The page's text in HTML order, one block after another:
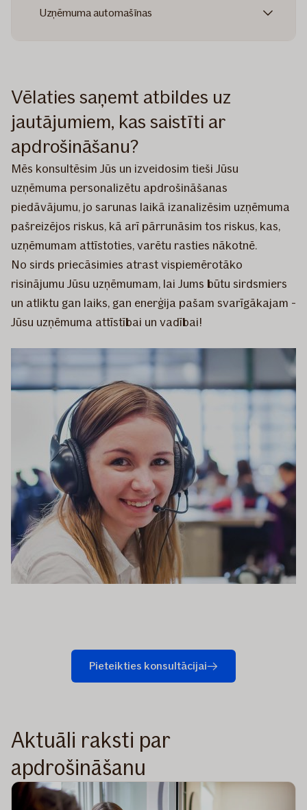
Uzņēmuma automašīnas
Vēlaties saņemt atbildes uz
jautājumiem, kas saistīti ar
apdrošināšanu?
Mēs konsultēsim Jūs un izveidosim tieši Jūsu
uzņēmuma personalizētu apdrošināšanas
piedāvājumu, jo sarunas laikā izanalizēsim uzņēmuma
pašreizējos riskus, kā arī pārrunāsim tos riskus, kas,
uzņēmumam attīstoties, varētu rasties nākotnē.
No sirds priecāsimies atrast vispiemērotāko
risinājumu Jūsu uzņēmumam, lai Jums būtu sirdsmiers
un atliktu gan laiks, gan enerģija pašam svarīgākajam -
Jūsu uzņēmuma attīstībai un vadībai!
Pieteikties konsultācijai
Aktuāli raksti par
apdrošināšanu